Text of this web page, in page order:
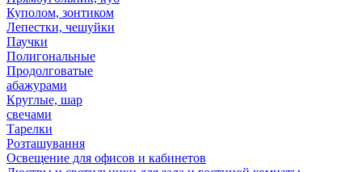
Куполом, зонтиком
Лепестки, чешуйки
Паучки
Полигональные
Продолговатые
абажурами
Круглые, шар
свечами
Тарелки
Розташування
Освещение для офисов и кабинетов